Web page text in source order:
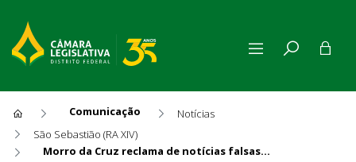
Comunicação
Notícias
São Sebastião (RA XIV)
Morro da Cruz reclama de notícias falsas em São Sebastião